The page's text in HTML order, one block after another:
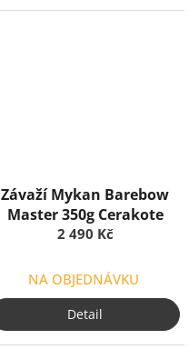
Závaží Mykan Barebow
Master 350g Cerakote
2 490 Kč
NA OBJEDNÁVKU
Detail